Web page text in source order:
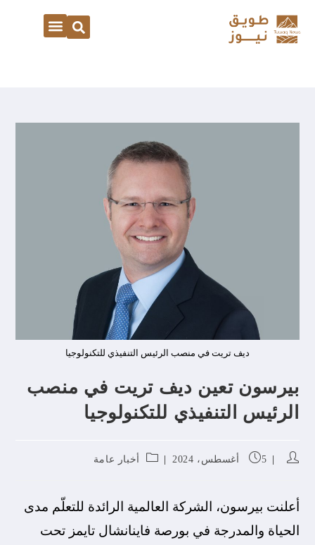
ديف تريت في منصب الرئيس التنفيذي للتكنولوجيا
بيرسون تعين ديف تريت في منصب
الرئيس التنفيذي للتكنولوجيا
5 أغسطس، 2024 أخبار عامة
أعلنت بيرسون، الشركة العالمية الرائدة للتعلّم مدى
الحياة والمدرجة في بورصة فاينانشال تايمز تحت